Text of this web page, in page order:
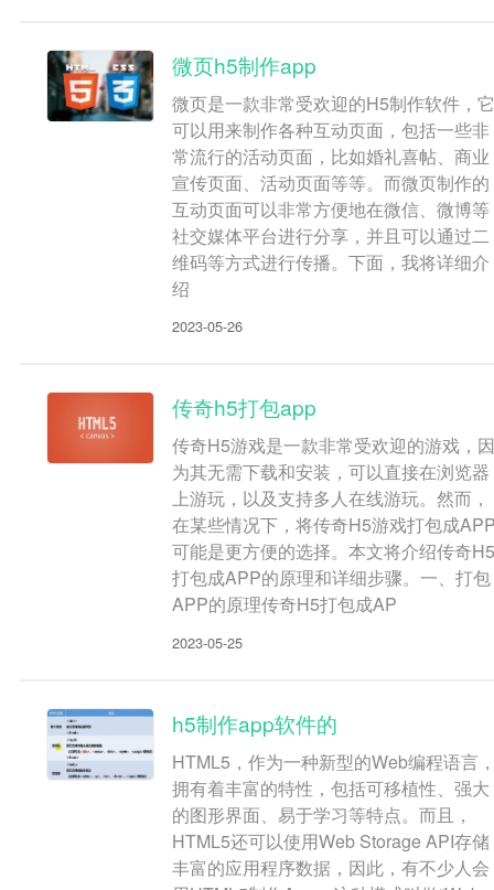
微页h5制作app
微页是一款非常受欢迎的H5制作软件，它
可以用来制作各种互动页面，包括一些非
常流行的活动页面，比如婚礼喜帖、商业
宣传页面、活动页面等等。而微页制作的
互动页面可以非常方便地在微信、微博等
社交媒体平台进行分享，并且可以通过二
维码等方式进行传播。下面，我将详细介
绍
2023-05-26
传奇h5打包app
传奇H5游戏是一款非常受欢迎的游戏，因
为其无需下载和安装，可以直接在浏览器
上游玩，以及支持多人在线游玩。然而，
在某些情况下，将传奇H5游戏打包成
可能是更方便的选择。本文将介绍传奇H5
打包成APP的原理和详细步骤。一、打包
APP的原理传奇H5打包成AP
2023-05-25
h5制作app软件的
HTML5，作为一种新型的Web编程语言
拥有着丰富的特性，包括可移植性、强大
的图形界面、易于学习等特点。而且，
HTML5还可以使用Web Storage API存储
丰富的应用程序数据，因此，有不少人会